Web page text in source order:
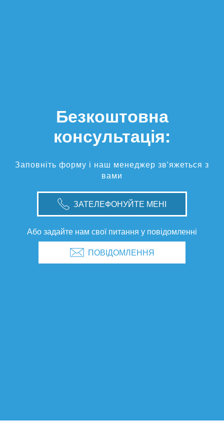
Безкоштовна
консультація:
Заповніть форму і наш менеджер зв'яжеться з
вами
ЗАТЕЛЕФОНУЙТЕ МЕНІ
Або задайте нам свої питання у повідомленні
ПОВІДОМЛЕННЯ